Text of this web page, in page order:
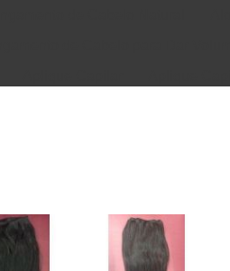
de Prótese Capilar em Sp
Manutenção de Prótese de Cabelo